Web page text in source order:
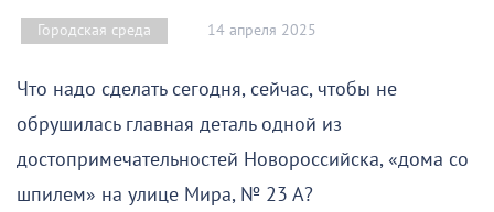
Городская среда 14 апреля 2025
Что надо сделать сегодня, сейчас, чтобы не
обрушилась главная деталь одной из
достопримечательностей Новороссийска, «дома со
шпилем» на улице Мира, № 23 А?